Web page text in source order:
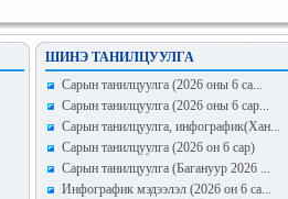
ШИНЭ ТАНИЛЦУУЛГА
Сарын танилцуулга (2026 оны 6 са...
Сарын танилцуулга (2026 оны 6 сар...
Сарын танилцуулга, инфографик(Хан...
Сарын танилцуулга (2026 он 6 сар)
Сарын танилцуулга (Багануур 2026 ...
Инфографик мэдээлэл (2026 он 6 са...